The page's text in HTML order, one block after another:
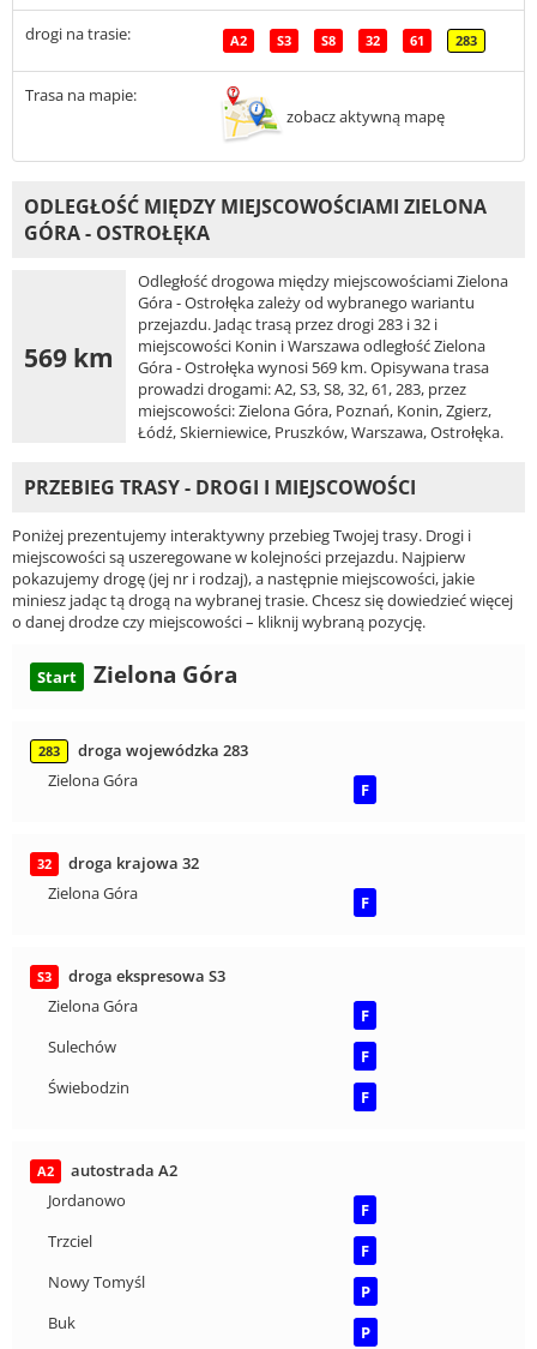
drogi na trasie: A2 S3 S8 32 61 283
Trasa na mapie:
zobacz aktywną mapę
ODLEGŁOŚĆ MIĘDZY MIEJSCOWOŚCIAMI ZIELONA
GÓRA - OSTROŁĘKA
569 km
Odległość drogowa między miejscowościami Zielona
Góra - Ostrołęka zależy od wybranego wariantu
przejazdu. Jadąc trasą przez drogi 283 i 32 i
miejscowości Konin i Warszawa odległość Zielona
Góra - Ostrołęka wynosi 569 km. Opisywana trasa
prowadzi drogami: A2, S3, S8, 32, 61, 283, przez
miejscowości: Zielona Góra, Poznań, Konin, Zgierz,
Łódź, Skierniewice, Pruszków, Warszawa, Ostrołęka.
PRZEBIEG TRASY - DROGI I MIEJSCOWOŚCI
Poniżej prezentujemy interaktywny przebieg Twojej trasy. Drogi i
miejscowości są uszeregowane w kolejności przejazdu. Najpierw
pokazujemy drogę (jej nr i rodzaj), a następnie miejscowości, jakie
miniesz jadąc tą drogą na wybranej trasie. Chcesz się dowiedzieć więcej
o danej drodze czy miejscowości – kliknij wybraną pozycję.
Start Zielona Góra
283
droga wojewódzka 283
Zielona Góra
F
32
droga krajowa 32
Zielona Góra
F
S3
droga ekspresowa S3
Zielona Góra
F
Sulechów
F
Świebodzin
F
A2
autostrada A2
Jordanowo
F
Trzciel
F
Nowy Tomyśl
P
Buk
P